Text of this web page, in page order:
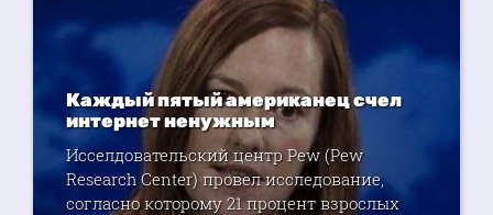
Каждый пятый американец счел
интернет ненужным
Исселдовательский центр Pew (Pew
Research Center) провел исследование,
согласно которому 21 процент взрослых